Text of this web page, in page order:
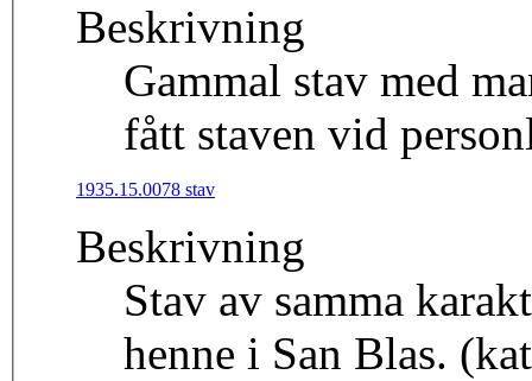
Beskrivning
Gammal stav med
fått staven vid
1935.15.0078 stav
Beskrivning
Stav av samma
henne i San Blas.